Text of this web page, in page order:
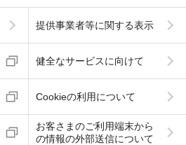
提供事業者等に関する表示
健全なサービスに向けて
Cookieの利用について
お客さまのご利用端末から
の情報の外部送信について